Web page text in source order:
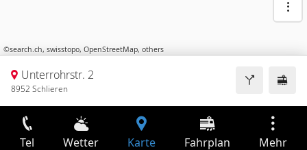
©search.ch, swisstopo, OpenStreetMap, others
Unterrohrstr. 2
8952 Schlieren
Tel Wetter Karte Fahrplan Mehr